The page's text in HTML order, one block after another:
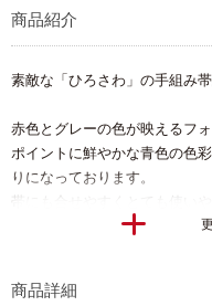
商品紹介
素敵な「ひろさわ」の手組み
赤色とグレーの色が映えるフ
ポイントに鮮やかな青色の色
りになっております。
帯にも合せやすくとても使い
商品詳細